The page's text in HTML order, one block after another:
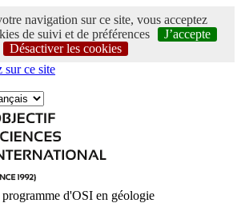
navigation sur ce site, vous acceptez
de suivi et de préférences
J’accepte
Désactiver les cookies
ce site
d'OSI en géologie